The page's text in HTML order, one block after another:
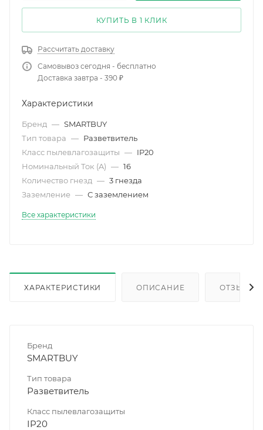
КУПИТЬ В 1 КЛИК
Рассчитать доставку
Самовывоз сегодня - бесплатно
Доставка завтра - 390 ₽
Характеристики
Бренд — SMARTBUY
Тип товара — Разветвитель
Класс пылевлагозащиты — IP20
Номинальный Ток (A) — 16
Количество гнезд — 3 гнезда
Заземление — С заземлением
Все характеристики
ХАРАКТЕРИСТИКИ ОПИСАНИЕ ОТЗЫВЫ
Бренд
SMARTBUY
Тип товара
Разветвитель
Класс пылевлагозащиты
IP20